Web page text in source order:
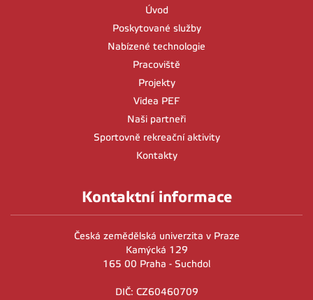
Úvod
Poskytované služby
Nabízené technologie
Pracoviště
Projekty
Videa PEF
Naši partneři
Sportovně rekreační aktivity
Kontakty
Kontaktní informace
Česká zemědělská univerzita v Praze
Kamýcká 129
165 00 Praha - Suchdol
DIČ: CZ60460709